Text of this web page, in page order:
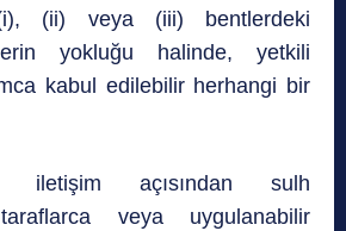
(ii) veya (iii) bentlerdeki
yokluğu halinde, yetkili
kabul edilebilir herhangi bir
iletişim açısından sulh
taraflarca veya uygulanabilir